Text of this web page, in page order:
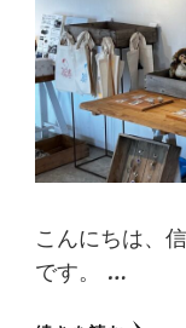
こんにちは、
です。 …